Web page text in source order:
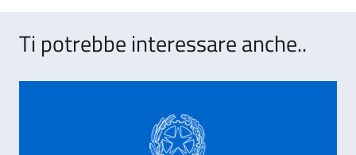
Ti potrebbe interessare anche..